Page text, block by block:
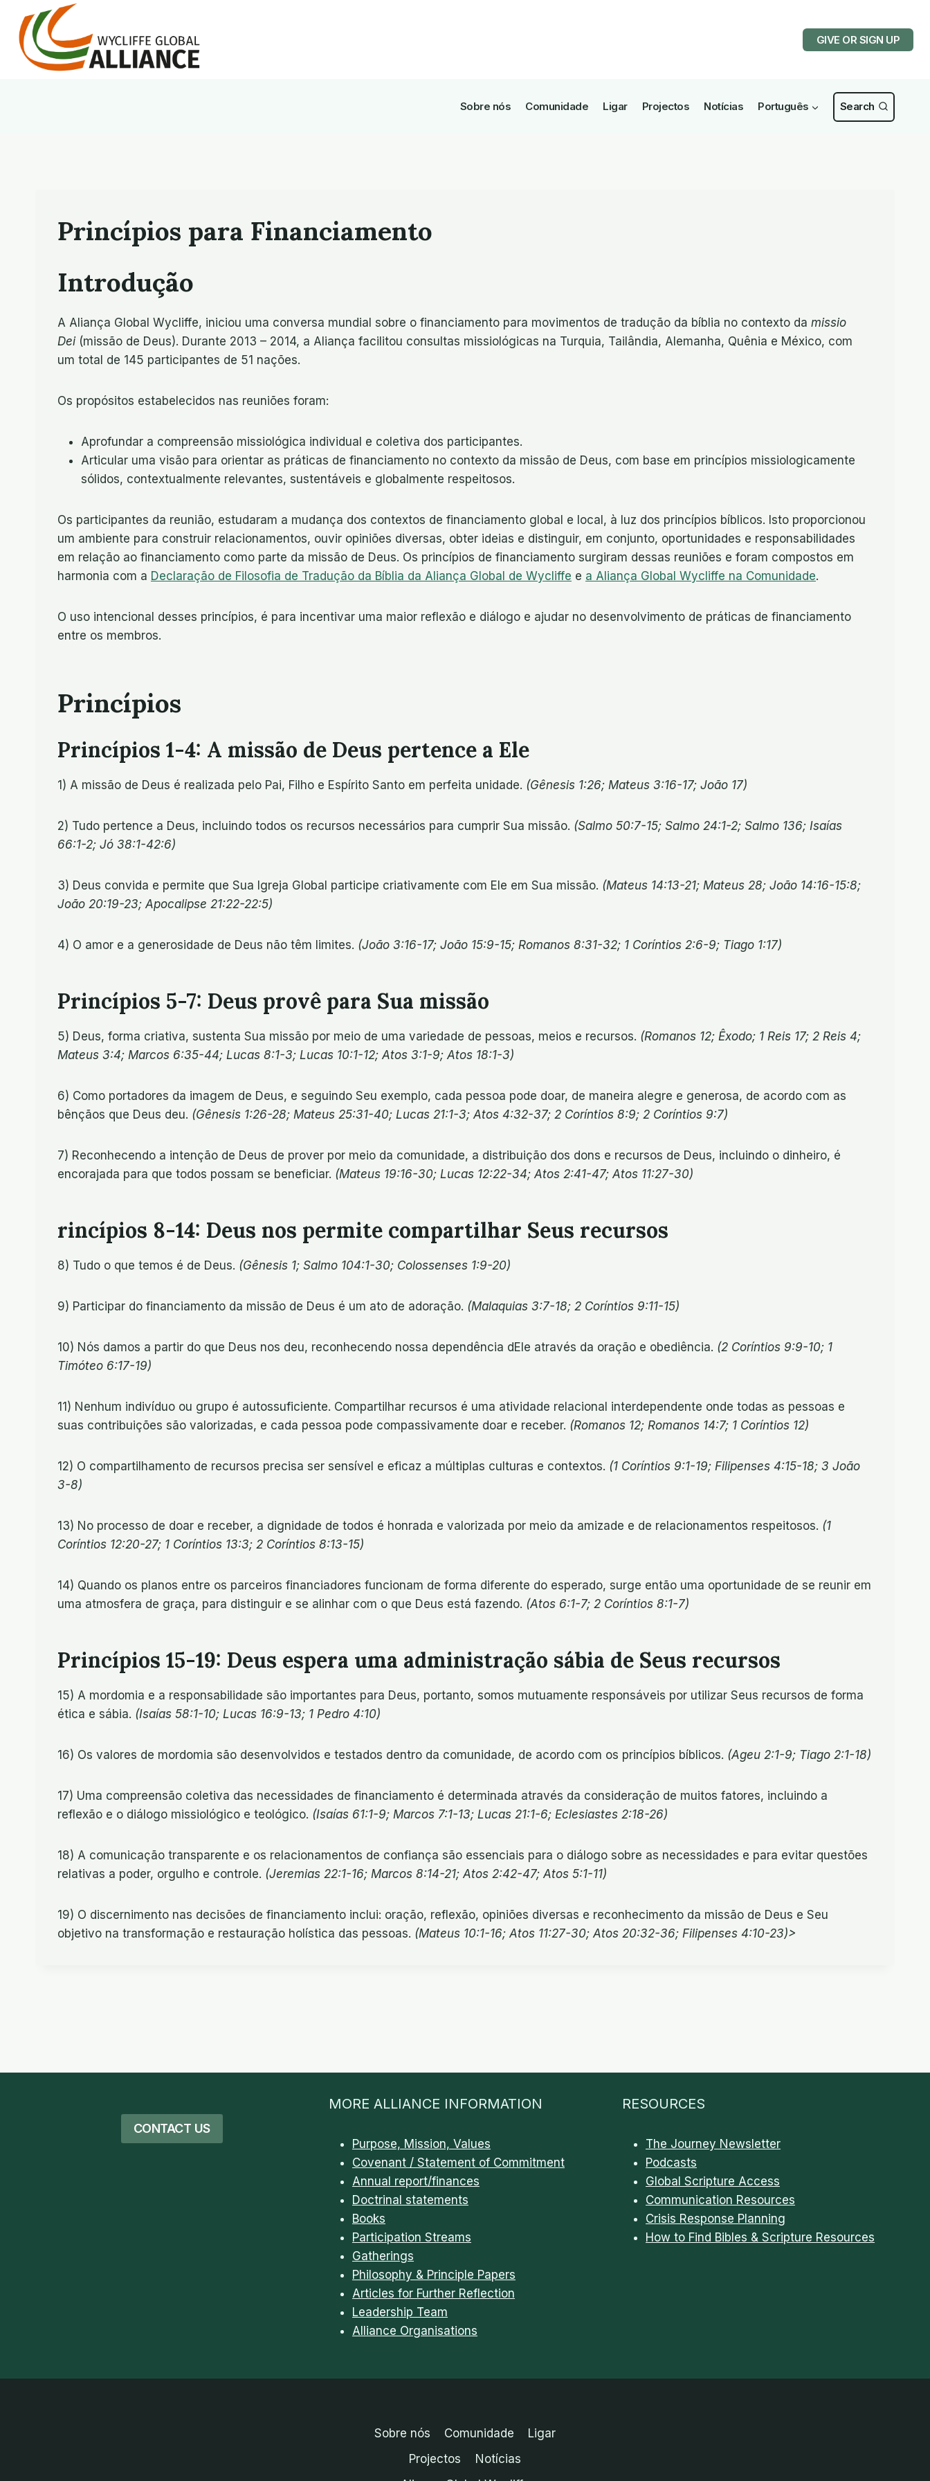
content
GIVE OR SIGN UP
Sobre nós Comunidade Ligar Projectos Notícias Português Search
Princípios para Financiamento
Introdução
A Aliança Global Wycliffe, iniciou uma conversa mundial sobre o financiamento para movimentos de tradução da bíblia no contexto da missio
Dei(missão de Deus). Durante 2013 – 2014, a Aliança facilitou consultas missiológicas na Turquia, Tailândia, Alemanha, Quênia e México, com
um total de 145 participantes de 51 nações.
Os propósitos estabelecidos nas reuniões foram:
Aprofundar a compreensão missiológica individual e coletiva dos participantes.
Articular uma visão para orientar as práticas de financiamento no contexto da missão de Deus, com base em princípios missiologicamente
sólidos, contextualmente relevantes, sustentáveis e globalmente respeitosos.
Os participantes da reunião, estudaram a mudança dos contextos de financiamento global e local, à luz dos princípios bíblicos. Isto proporcionou
um ambiente para construir relacionamentos, ouvir opiniões diversas, obter ideias e distinguir, em conjunto, oportunidades e responsabilidades
em relação ao financiamento como parte da missão de Deus. Os princípios de financiamento surgiram dessas reuniões e foram compostos em
harmonia com a Declaração de Filosofia de Tradução da Bíblia da Aliança Global de Wycliffe e a Aliança Global Wycliffe na Comunidade.
O uso intencional desses princípios, é para incentivar uma maior reflexão e diálogo e ajudar no desenvolvimento de práticas de financiamento
entre os membros.
Princípios
Princípios 1-4: A missão de Deus pertence a Ele
1) A missão de Deus é realizada pelo Pai, Filho e Espírito Santo em perfeita unidade. (Gênesis 1:26; Mateus 3:16-17; João 17)
2) Tudo pertence a Deus, incluindo todos os recursos necessários para cumprir Sua missão. (Salmo 50:7-15; Salmo 24:1-2; Salmo 136; Isaías
66:1-2; Jó 38:1-42:6)
3) Deus convida e permite que Sua Igreja Global participe criativamente com Ele em Sua missão. (Mateus 14:13-21; Mateus 28; João 14:16-15:8;
João 20:19-23; Apocalipse 21:22-22:5)
4) O amor e a generosidade de Deus não têm limites. (João 3:16-17; João 15:9-15; Romanos 8:31-32; 1 Coríntios 2:6-9; Tiago 1:17)
Princípios 5-7: Deus provê para Sua missão
5) Deus, forma criativa, sustenta Sua missão por meio de uma variedade de pessoas, meios e recursos. (Romanos 12; Êxodo; 1 Reis 17; 2 Reis 4;
Mateus 3:4; Marcos 6:35-44; Lucas 8:1-3; Lucas 10:1-12; Atos 3:1-9; Atos 18:1-3)
6) Como portadores da imagem de Deus, e seguindo Seu exemplo, cada pessoa pode doar, de maneira alegre e generosa, de acordo com as
bênçãos que Deus deu. (Gênesis 1:26-28; Mateus 25:31-40; Lucas 21:1-3; Atos 4:32-37; 2 Coríntios 8:9; 2 Coríntios 9:7)
7) Reconhecendo a intenção de Deus de prover por meio da comunidade, a distribuição dos dons e recursos de Deus, incluindo o dinheiro, é
encorajada para que todos possam se beneficiar. (Mateus 19:16-30; Lucas 12:22-34; Atos 2:41-47; Atos 11:27-30)
rincípios 8-14: Deus nos permite compartilhar Seus recursos
8) Tudo o que temos é de Deus. (Gênesis 1; Salmo 104:1-30; Colossenses 1:9-20)
9) Participar do financiamento da missão de Deus é um ato de adoração. (Malaquias 3:7-18; 2 Coríntios 9:11-15)
10) Nós damos a partir do que Deus nos deu, reconhecendo nossa dependência dEle através da oração e obediência. (2 Coríntios 9:9-10; 1
Timóteo 6:17-19)
11) Nenhum indivíduo ou grupo é autossuficiente. Compartilhar recursos é uma atividade relacional interdependente onde todas as pessoas e
suas contribuições são valorizadas, e cada pessoa pode compassivamente doar e receber. (Romanos 12; Romanos 14:7; 1 Coríntios 12)
12) O compartilhamento de recursos precisa ser sensível e eficaz a múltiplas culturas e contextos. (1 Coríntios 9:1-19; Filipenses 4:15-18; 3 João
3-8)
13) No processo de doar e receber, a dignidade de todos é honrada e valorizada por meio da amizade e de relacionamentos respeitosos. (1
Coríntios 12:20-27; 1 Coríntios 13:3; 2 Coríntios 8:13-15)
14) Quando os planos entre os parceiros financiadores funcionam de forma diferente do esperado, surge então uma oportunidade de se reunir em
uma atmosfera de graça, para distinguir e se alinhar com o que Deus está fazendo. (Atos 6:1-7; 2 Coríntios 8:1-7)
Princípios 15-19: Deus espera uma administração sábia de Seus recursos
15) A mordomia e a responsabilidade são importantes para Deus, portanto, somos mutuamente responsáveis por utilizar Seus recursos de forma
ética e sábia. (Isaías 58:1-10; Lucas 16:9-13; 1 Pedro 4:10)
16) Os valores de mordomia são desenvolvidos e testados dentro da comunidade, de acordo com os princípios bíblicos. (Ageu 2:1-9; Tiago 2:1-18)
17) Uma compreensão coletiva das necessidades de financiamento é determinada através da consideração de muitos fatores, incluindo a
reflexão e o diálogo missiológico e teológico. (Isaías 61:1-9; Marcos 7:1-13; Lucas 21:1-6; Eclesiastes 2:18-26)
18) A comunicação transparente e os relacionamentos de confiança são essenciais para o diálogo sobre as necessidades e para evitar questões
relativas a poder, orgulho e controle. (Jeremias 22:1-16; Marcos 8:14-21; Atos 2:42-47; Atos 5:1-11)
19) O discernimento nas decisões de financiamento inclui: oração, reflexão, opiniões diversas e reconhecimento da missão de Deus e Seu
objetivo na transformação e restauração holística das pessoas. (Mateus 10:1-16; Atos 11:27-30; Atos 20:32-36; Filipenses 4:10-23)>
CONTACT US
MORE ALLIANCE INFORMATION
Purpose, Mission, Values
Covenant / Statement of Commitment
Annual report/finances
Doctrinal statements
Books
Participation Streams
Gatherings
Philosophy & Principle Papers
Articles for Further Reflection
Leadership Team
Alliance Organisations
RESOURCES
The Journey Newsletter
Podcasts
Global Scripture Access
Communication Resources
Crisis Response Planning
How to Find Bibles & Scripture Resources
Sobre nós Comunidade
Ligar
Projectos
Notícias